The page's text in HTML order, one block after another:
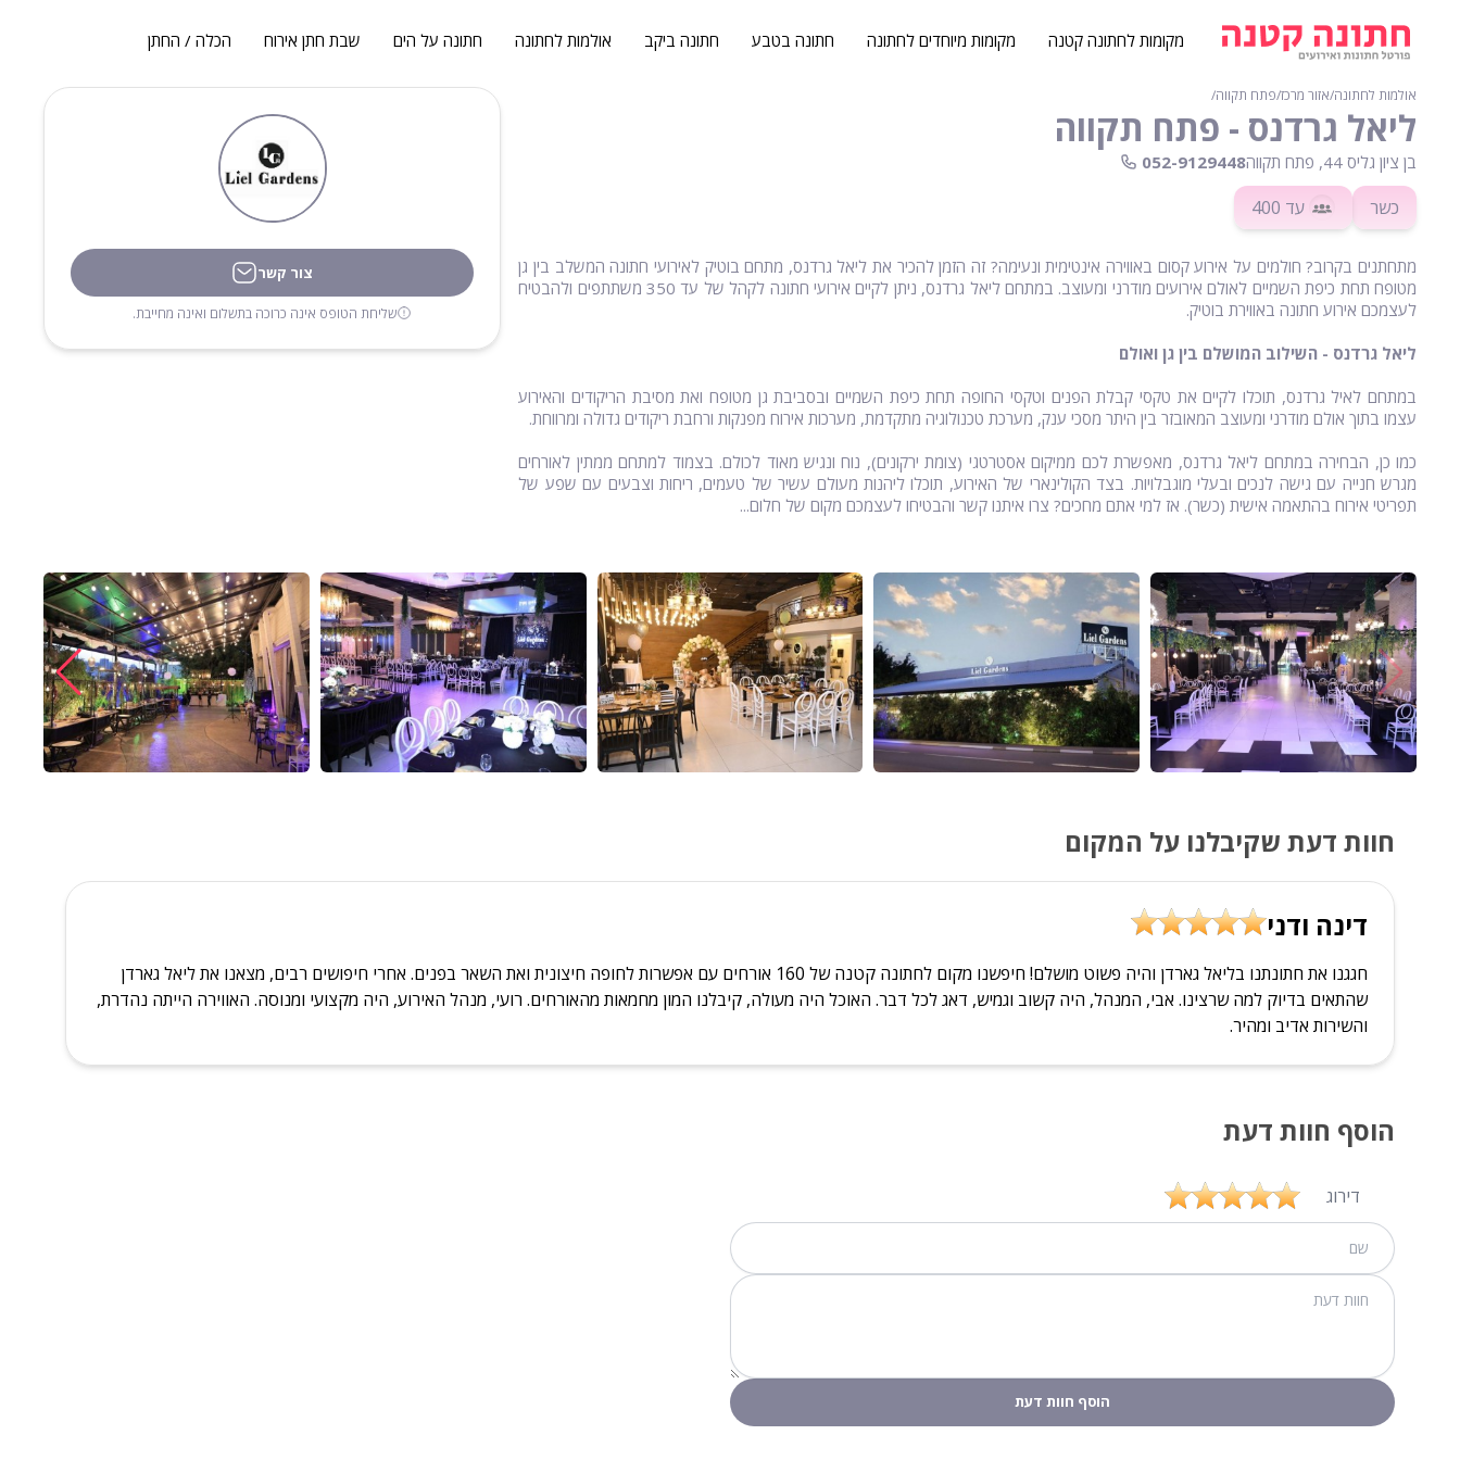
מקומות לחתונה קטנה מקומות מיוחדים לחתונה חתונה בטבע חתונה ביקב אולמות לחתונה חתונה על הים שבת חתן אירוח הכלה / החתן
צור קשר
שליחת הטופס אינה כרוכה בתשלום ואינה מחייבת.
אולמות לחתונה∕אזור מרכז∕פתח תקווה∕
ליאל גרדנס - פתח תקווה
בן ציון גליס 44, פתח תקווה 052-9129448
כשר עד 400
מתחתנים בקרוב? חולמים על אירוע קסום באווירה אינטימית ונעימה? זה הזמן להכיר את ליאל גרדנס, מתחם בוטיק לאירועי חתונה המשלב בין גן
מטופח תחת כיפת השמיים לאולם אירועים מודרני ומעוצב. במתחם ליאל גרדנס, ניתן לקיים אירועי חתונה לקהל של עד 350 משתתפים ולהבטיח
לעצמכם אירוע חתונה באווירת בוטיק.
ליאל גרדנס - השילוב המושלם בין גן ואולם
במתחם לאיל גרדנס, תוכלו לקיים את טקסי קבלת הפנים וטקסי החופה תחת כיפת השמיים ובסביבת גן מטופח ואת מסיבת הריקודים והאירוע
עצמו בתוך אולם מודרני ומעוצב המאובזר בין היתר מסכי ענק, מערכת טכנולוגיה מתקדמת, מערכות אירוח מפנקות ורחבת ריקודים גדולה ומרווחת.
כמו כן, הבחירה במתחם ליאל גרדנס, מאפשרת לכם ממיקום אסטרטגי (צומת ירקונים), נוח ונגיש מאוד לכולם. בצמוד למתחם ממתין לאורחים
מגרש חנייה עם גישה לנכים ובעלי מוגבלויות. בצד הקולינארי של האירוע, תוכלו ליהנות מעולם עשיר של טעמים, ריחות וצבעים עם שפע של
תפריטי אירוח בהתאמה אישית (כשר). אז למי אתם מחכים? צרו איתנו קשר והבטיחו לעצמכם מקום של חלום...
חוות דעת שקיבלנו על המקום
דינה ודני
חגגנו את חתונתנו בליאל גארדן והיה פשוט מושלם! חיפשנו מקום לחתונה קטנה של 160 אורחים עם אפשרות לחופה חיצונית ואת השאר בפנים. אחרי חיפושים רבים, מצאנו את ליאל גארדן
שהתאים בדיוק למה שרצינו. אבי, המנהל, היה קשוב וגמיש, דאג לכל דבר. האוכל היה מעולה, קיבלנו המון מחמאות מהאורחים. רועי, מנהל האירוע, היה מקצועי ומנוסה. האווירה הייתה נהדרת,
והשירות אדיב ומהיר.
הוסף חוות דעת
דירוג